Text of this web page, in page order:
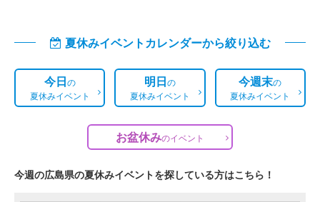
夏休みイベントカレンダーから絞り込む
今日の
夏休みイベント
明日の
夏休みイベント
今週末の
夏休みイベント
お盆休みのイベント
今週の広島県の夏休みイベントを探している方はこちら！